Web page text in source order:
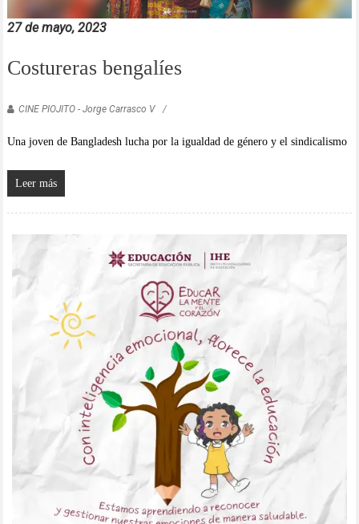
27 de mayo, 2023
Costureras bengalíes
CINE PIOJITO - Jorge Carrasco V
Una joven de Bangladesh lucha por la igualdad de género y el sindicalismo
Leer más